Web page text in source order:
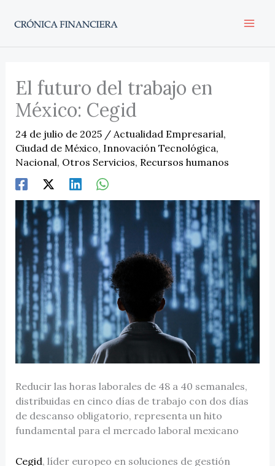
El futuro del trabajo en
México: Cegid
24 de julio de 2025 / Actualidad Empresarial,
Ciudad de México, Innovación Tecnológica,
Nacional, Otros Servicios, Recursos humanos
Reducir las horas laborales de 48 a 40 semanales,
distribuidas en cinco días de trabajo con dos días
de descanso obligatorio, representa un hito
fundamental para el mercado laboral mexicano
Cegid, líder europeo en soluciones de gestión